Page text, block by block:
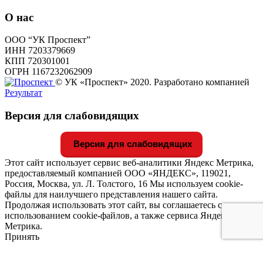
О нас
ООО “УК Проспект”
ИНН 7203379669
КПП 720301001
ОГРН 1167232062909
© УК «Проспект» 2020. Разработано компанией
Результат
Версия для слабовидящих
Версия для слабовидящих
Этот сайт использует сервис веб-аналитики Яндекс Метрика,
предоставляемый компанией ООО «ЯНДЕКС», 119021,
Россия, Москва, ул. Л. Толстого, 16 Мы используем cookie-
файлы для наилучшего представления нашего сайта.
Продолжая использовать этот сайт, вы соглашаетесь с
использованием cookie-файлов, а также сервиса Яндекс
Метрика.
Принять